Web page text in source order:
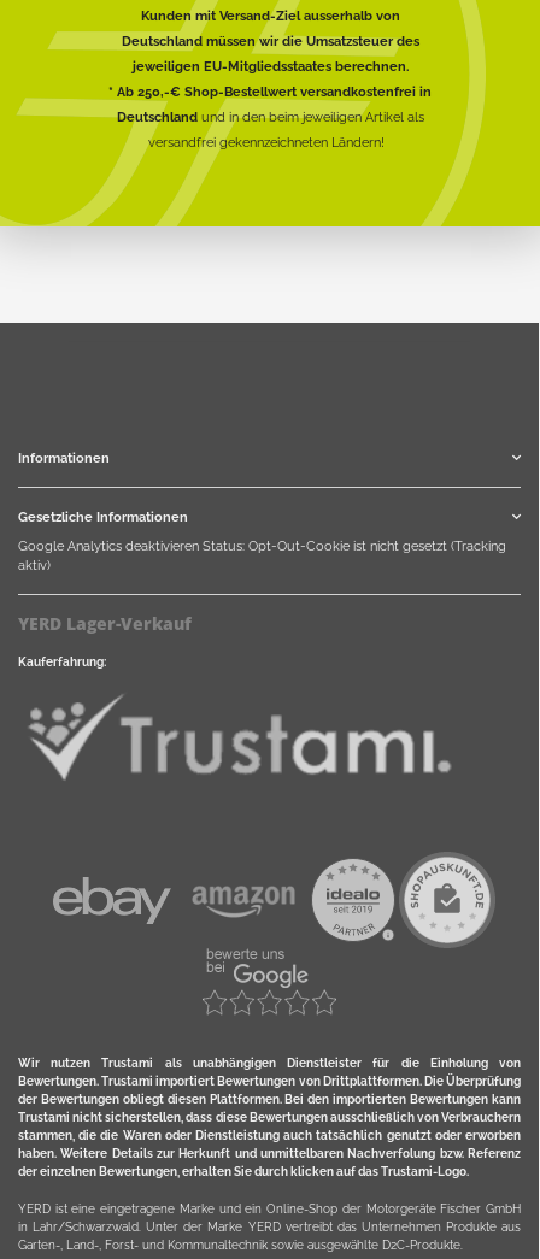
Kunden mit Versand-Ziel ausserhalb von
Deutschland müssen wir die Umsatzsteuer des
jeweiligen EU-Mitgliedsstaates berechnen.
* Ab 250,-€ Shop-Bestellwert versandkostenfrei in
Deutschlandund in den beim jeweiligen Artikel als
versandfrei gekennzeichneten Ländern!
Informationen
Gesetzliche Informationen
Google Analytics deaktivieren Status: Opt-Out-Cookie ist nicht gesetzt (Tracking
aktiv)
YERD Lager-Verkauf
Kauferfahrung:
Wir nutzen Trustami als unabhängigen Dienstleister für die Einholung von
Bewertungen. Trustami importiert Bewertungen von Drittplattformen. Die Überprüfung
der Bewertungen obliegt diesen Plattformen. Bei den importierten Bewertungen kann
Trustami nicht sicherstellen, dass diese Bewertungen ausschließlich von Verbrauchern
stammen, die die Waren oder Dienstleistung auch tatsächlich genutzt oder erworben
haben. Weitere Details zur Herkunft und unmittelbaren Nachverfolung bzw. Referenz
der einzelnen Bewertungen, erhalten Sie durch klicken auf das Trustami-Logo.
YERD ist eine eingetragene Marke und ein Online-Shop der Motorgeräte Fischer GmbH
in Lahr/Schwarzwald. Unter der Marke YERD vertreibt das Unternehmen Produkte aus
Garten-, Land-, Forst- und Kommunaltechnik sowie ausgewählte D2C-Produkte.